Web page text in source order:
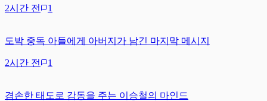
2시간 전 1
도박 중독 아들에게 아버지가 남긴 마지막 메시지
2시간 전 1
겸손한 태도로 감동을 주는 이승철의 마인드